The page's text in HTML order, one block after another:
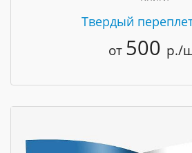
Твердый
от 500 р./